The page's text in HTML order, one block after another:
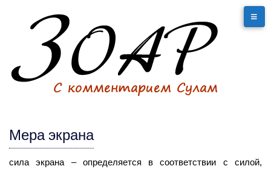
Мера экрана
силаэкрана – определяется в соответствии с силой,